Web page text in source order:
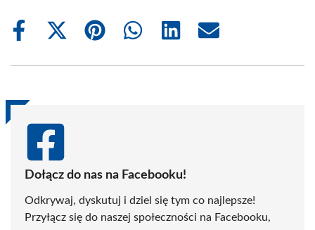
Share
Share
(Twitter)
Share
Share
Share
Share
Dołącz do nas na Facebooku!
Odkrywaj, dyskutuj i dziel się tym co najlepsze!
Przyłącz się do naszej społeczności na Facebooku,